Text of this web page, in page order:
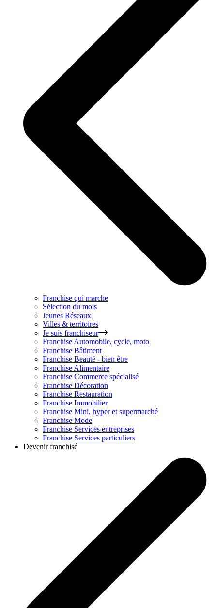
Franchise qui marche
Sélection du mois
Jeunes Réseaux
Villes & territoires
Je suis franchiseur
Franchise Automobile, cycle, moto
Franchise Bâtiment
Franchise Beauté - bien être
Franchise Alimentaire
Franchise Commerce spécialisé
Franchise Décoration
Franchise Restauration
Franchise Immobilier
Franchise Mini, hyper et supermarché
Franchise Mode
Franchise Services entreprises
Franchise Services particuliers
Devenir franchisé